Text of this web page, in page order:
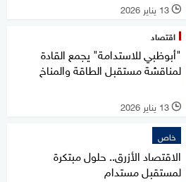
l 13 يناير 2026
اقتصاد
"أبوظبي للاستدامة" يجمع القادة
لمناقشة مستقبل الطاقة والمناخ
l 13 يناير 2026
خاص
الاقتصاد الأزرق.. حلول مبتكرة
لمستقبل مستدام